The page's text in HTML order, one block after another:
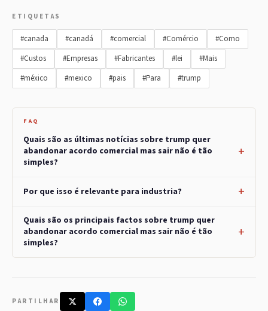
ETIQUETAS
#canada #canadá #comercial #Comércio
#Como
#Custos
#Empresas #Fabricantes #lei
#Mais
#méxico
#mexico #pais #Para #trump
FAQ
Quais são as últimas notícias sobre trump quer
abandonar acordo comercial mas sair não é tão
simples?
Por que isso é relevante para industria?
Quais são os principais factos sobre trump quer
abandonar acordo comercial mas sair não é tão
simples?
PARTILHAR